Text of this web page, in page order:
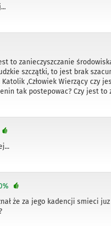
to zanieczyszczanie
szczątki, to jest brak
,Człowiek Wierzący czy
tak postepowac? Czy jest to
że za jego kadencji smieci